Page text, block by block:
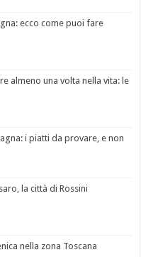
ecco come puoi fare
almeno una volta nella vita: le
i piatti da provare, e non
la città di Rossini
nella zona Toscana